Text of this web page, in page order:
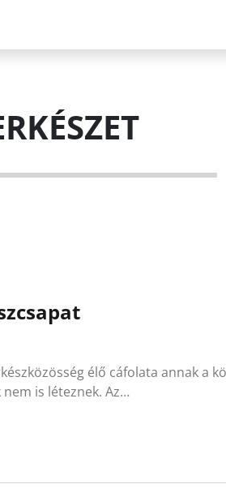
élő cáfolata annak a
is léteznek. Az…